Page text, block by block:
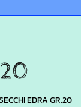
EDRA GR.20